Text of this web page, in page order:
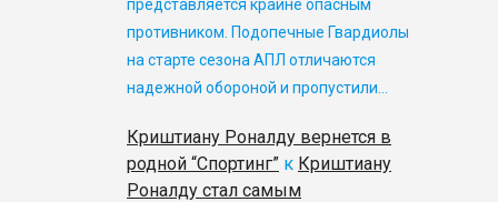
представляется крайне опасным
противником. Подопечные Гвардиолы
на старте сезона АПЛ отличаются
надежной обороной и пропустили…
Криштиану Роналду вернется в
родной “Спортинг” к Криштиану
Роналду стал самым